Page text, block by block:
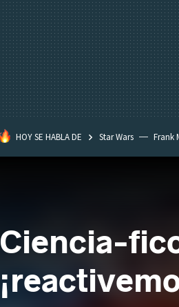
HOY SE HABLA DE Star Wars Frank
Ciencia-